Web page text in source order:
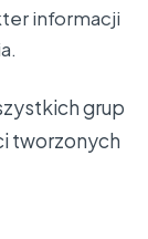
informacji
grup
tworzonych